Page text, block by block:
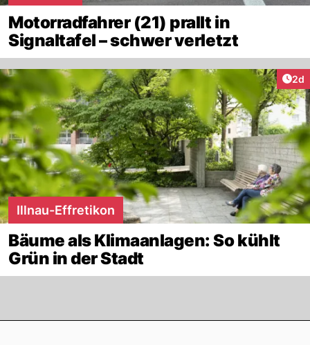
Motorradfahrer (21) prallt in
Signaltafel – schwer verletzt
2d
Illnau-Effretikon
Bäume als Klimaanlagen: So kühlt
Grün in der Stadt